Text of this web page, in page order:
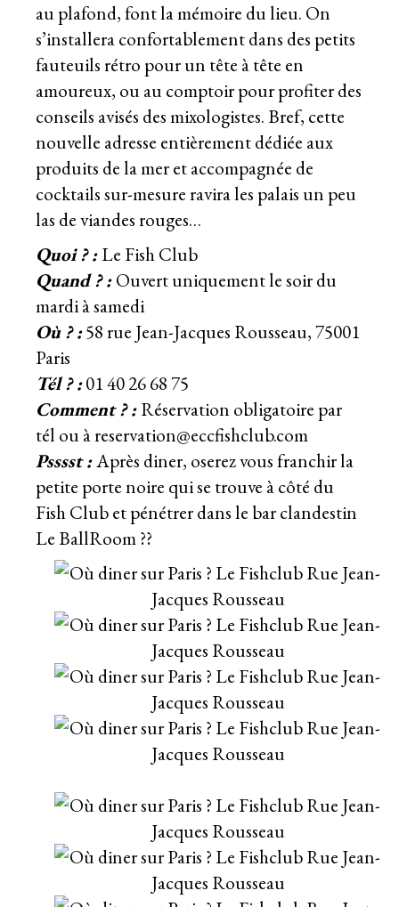
au plafond, font la mémoire du lieu. On
s’installera confortablement dans des petits
fauteuils rétro pour un tête à tête en
amoureux, ou au comptoir pour profiter des
conseils avisés des mixologistes. Bref, cette
nouvelle adresse entièrement dédiée aux
produits de la mer et accompagnée de
cocktails sur-mesure ravira les palais un peu
las de viandes rouges…
Quoi ? :Le Fish Club
Quand ? :Ouvert uniquement le soir du
mardi à samedi
Où ? :58 rue Jean-Jacques Rousseau, 75001
Paris
Tél ? :01 40 26 68 75
Comment ? :Réservation obligatoire par
tél ou à reservation@eccfishclub.com
Psssst :Après diner, oserez vous franchir la
petite porte noire qui se trouve à côté du
Fish Club et pénétrer dansle bar clandestin
Le BallRoom??